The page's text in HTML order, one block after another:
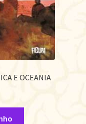
E OCEANIA